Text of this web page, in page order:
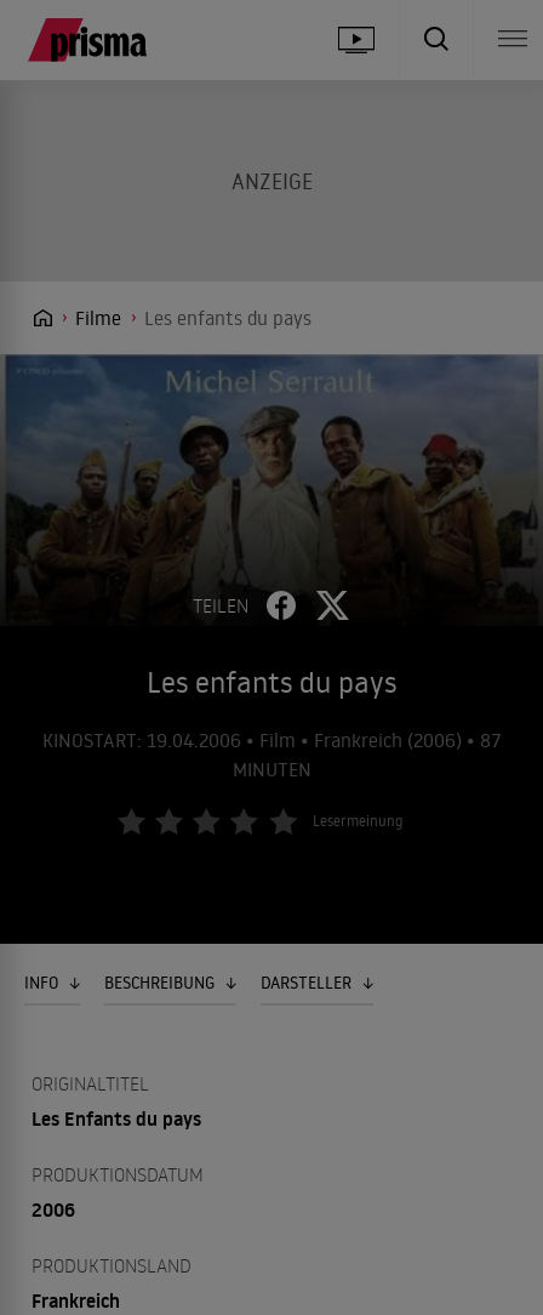
Filme Les enfants du pays
TEILEN
Les enfants du pays
KINOSTART: 19.04.2006 • Film • Frankreich (2006) • 87
MINUTEN
Lesermeinung
INFO BESCHREIBUNG DARSTELLER
ORIGINALTITEL
Les Enfants du pays
PRODUKTIONSDATUM
2006
PRODUKTIONSLAND
Frankreich